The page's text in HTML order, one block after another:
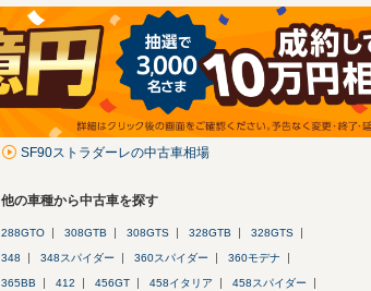
SF90ストラダーレの中古車相場
他の車種から中古車を探す
288GTO 308GTB 308GTS 328GTB 328GTS
348 348スパイダー 360スパイダー 360モデナ
365BB 412 456GT 458イタリア 458スパイダー